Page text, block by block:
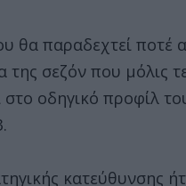
θα παραδεχτεί
της σεζόν που μόλις
στο οδηγικό προφίλ
κατεύθυνσης